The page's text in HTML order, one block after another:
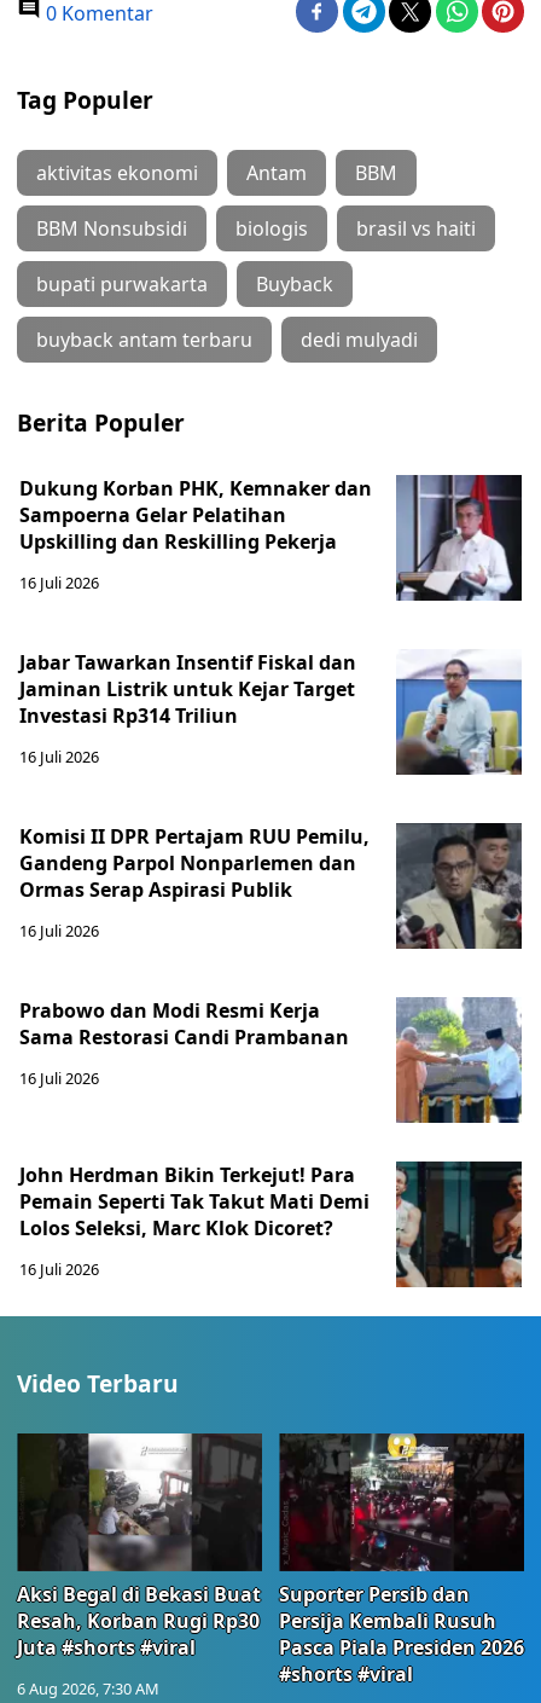
0 Komentar
Tag Populer
aktivitas ekonomi Antam BBM
BBM Nonsubsidi biologis brasil vs haiti
bupati purwakarta Buyback
buyback antam terbaru dedi mulyadi
Berita Populer
Dukung Korban PHK, Kemnaker dan
Sampoerna Gelar Pelatihan
Upskilling dan Reskilling Pekerja
16 Juli 2026
Jabar Tawarkan Insentif Fiskal dan
Jaminan Listrik untuk Kejar Target
Investasi Rp314 Triliun
16 Juli 2026
Komisi II DPR Pertajam RUU Pemilu,
Gandeng Parpol Nonparlemen dan
Ormas Serap Aspirasi Publik
16 Juli 2026
Prabowo dan Modi Resmi Kerja
Sama Restorasi Candi Prambanan
16 Juli 2026
John Herdman Bikin Terkejut! Para
Pemain Seperti Tak Takut Mati Demi
Lolos Seleksi, Marc Klok Dicoret?
16 Juli 2026
Video Terbaru
Aksi Begal di Bekasi Buat
Resah, Korban Rugi Rp30
Juta #shorts #viral
6 Aug 2026, 7:30 AM
Suporter Persib dan
Persija Kembali Rusuh
Pasca Piala Presiden 2026
#shorts #viral